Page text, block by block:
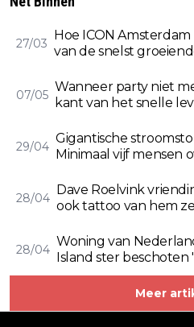
27/03
Hoe ICON
van de snelst
07/05
Wanneer party niet
kant van het snelle
29/04
Gigantische
Minimaal vijf mensen
28/04
Dave Roelvink
ook tattoo van hem
28/04
Woning van
Island ster beschoten
Rolex stelen" (Video)
Meer